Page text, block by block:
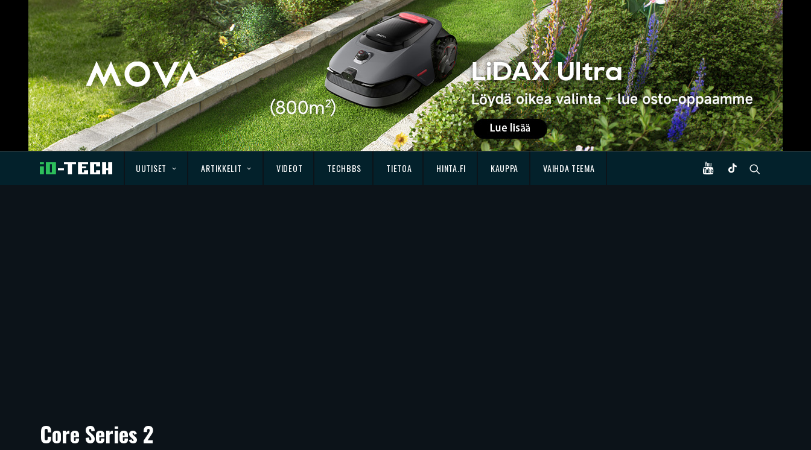
UUTISET ARTIKKELIT VIDEOT TECHBBS TIETOA HINTA.FI KAUPPA VAIHDA TEEMA
Core Series 2